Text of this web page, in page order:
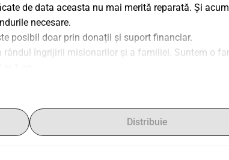
de data aceasta nu mai merită reparată. Și
necesare.
posibil doar prin donații și suport financiar.
îngrijirii misionarilor și a familiei. Suntem o
care să ne ajute în următorii ani? Ar fi cu adevărat
Distribuie